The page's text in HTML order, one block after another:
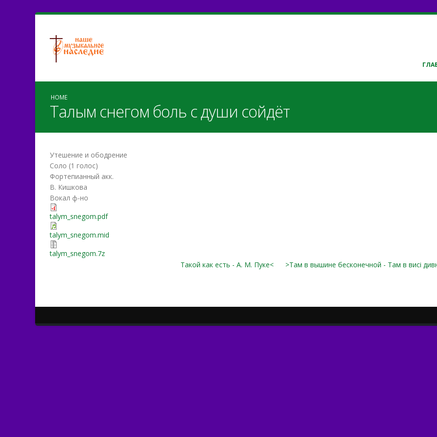
HOME
Талым снегом боль с души сойдёт
Утешение и ободрение
Соло (1 голос)
Фортепианный акк.
В. Кишкова
Вокал ф-но
talym_snegom.pdf
talym_snegom.mid
talym_snegom.7z
Такой как есть - А. М. Пуке<
>Там в вышине бесконечной - Там в висі